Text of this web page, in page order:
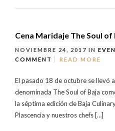
Cena Maridaje The Soul of
NOVIEMBRE 24, 2017 IN
COMMENT
READ MORE
El pasado 18 de octubre se llevó
denominada The Soul of Baja
la séptima edición de Baja
Plascencia y nuestros chefs […]